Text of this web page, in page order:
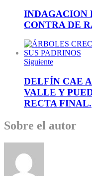
INDAGACION
CONTRA DE
Siguiente
DELFÍN CAE
VALLE Y
RECTA FINAL.
Sobre el autor